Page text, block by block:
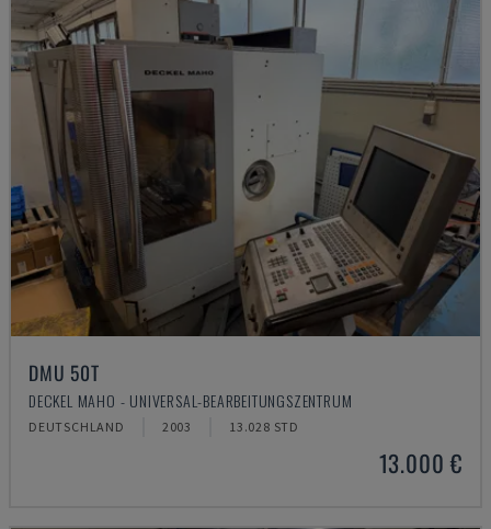
DMU 50T
DECKEL MAHO - UNIVERSAL-BEARBEITUNGSZENTRUM
DEUTSCHLAND 2003 13.028 STD
13.000 €